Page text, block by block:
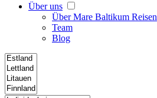
Über uns
Über Mare Baltikum Reisen
Team
Blog